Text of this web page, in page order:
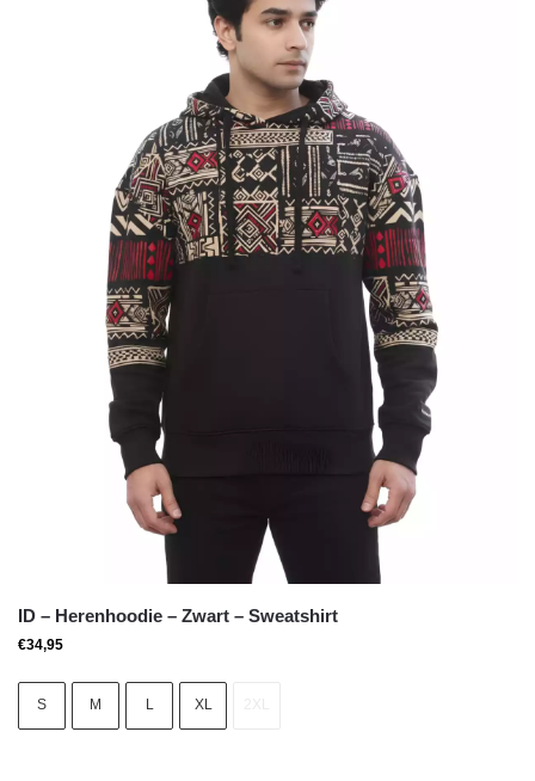
ID – Herenhoodie – Zwart – Sweatshirt
€34,95
S M L XL